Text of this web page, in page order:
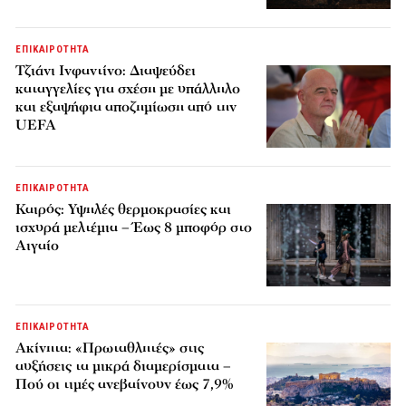
ΕΠΙΚΑΙΡΟΤΗΤΑ
Τζιάνι Ινφαντίνο: Διαψεύδει
καταγγελίες για σχέση με υπάλληλο
και εξαψήφια αποζημίωση από την
UEFA
ΕΠΙΚΑΙΡΟΤΗΤΑ
Καιρός: Υψηλές θερμοκρασίες και
ισχυρά μελτέμια – Έως 8 μποφόρ στο
Αιγαίο
ΕΠΙΚΑΙΡΟΤΗΤΑ
Ακίνητα: «Πρωταθλητές» στις
αυξήσεις τα μικρά διαμερίσματα –
Πού οι τιμές ανεβαίνουν έως 7,9%